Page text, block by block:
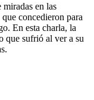
miradas en las
concedieron para
En esta charla, la
que sufrió al ver a su